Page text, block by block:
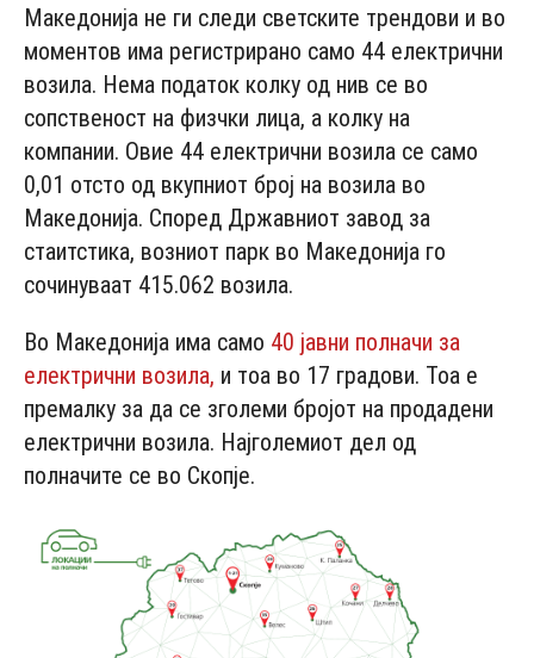
Македонија не ги следи светските трендови и во
моментов има регистрирано само 44 електрични
возила. Нема податок колку од нив се во
сопственост на физчки лица, а колку на
компании. Овие 44 електрични возила се само
0,01 отсто од вкупниот број на возила во
Македонија. Според Државниот завод за
стаитстика, возниот парк во Македонија го
сочинуваат 415.062 возила.
Во Македонија има само 40 јавни полначи за
електрични возила, и тоа во 17 градови. Тоа е
премалку за да се зголеми бројот на продадени
електрични возила. Најголемиот дел од
полначите се во Скопје.